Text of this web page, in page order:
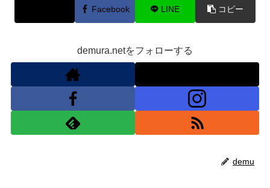
Facebook LINE コピー
demura.netをフォローする
demu